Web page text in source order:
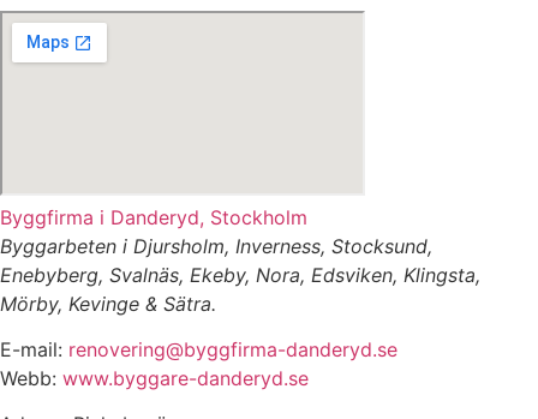
Byggfirma i Danderyd, Stockholm
Byggarbeten i Djursholm, Inverness, Stocksund,
Enebyberg, Svalnäs, Ekeby, Nora, Edsviken, Klingsta,
Mörby, Kevinge & Sätra.
E-mail: renovering@byggfirma-danderyd.se
Webb: www.byggare-danderyd.se